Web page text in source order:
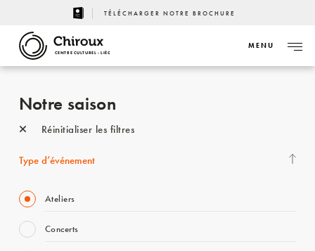
TÉLÉCHARGER NOTRE BROCHURE
CENTRE CULTUREL - LIÈGE
MENU
Notre saison
Réinitialiser les filtres
Type d’événement
Ateliers
Concerts